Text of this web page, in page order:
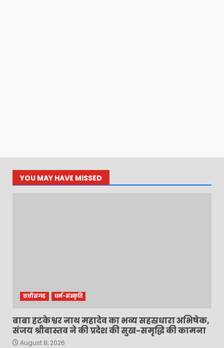
YOU MAY HAVE MISSED
छत्तीसगढ़ धर्म-संस्कृति
बाबा हटकेश्वर नाथ महादेव का भव्य सहस्रधारा अभिषेक,
संजय श्रीवास्तव ने की प्रदेश की सुख-समृद्धि की कामना
August 8, 2026